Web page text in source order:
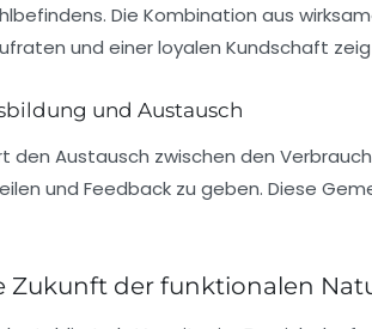
Die Kombination aus
und einer loyalen Kundschaft
und Austausch
den Austausch zwischen den
und Feedback zu geben. Diese
Zukunft der funktionalen